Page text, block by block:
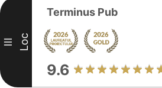
III Loc
Terminus Pub
9.6